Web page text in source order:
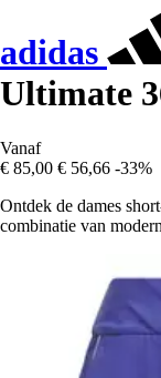
adidas
Ultimate
Vanaf
€ 85,00 € 56,66 -33%
Ontdek de dames
combinatie van